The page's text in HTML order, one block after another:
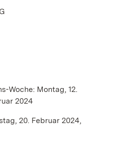
Woche: Montag, 12.
2024
20. Februar 2024,